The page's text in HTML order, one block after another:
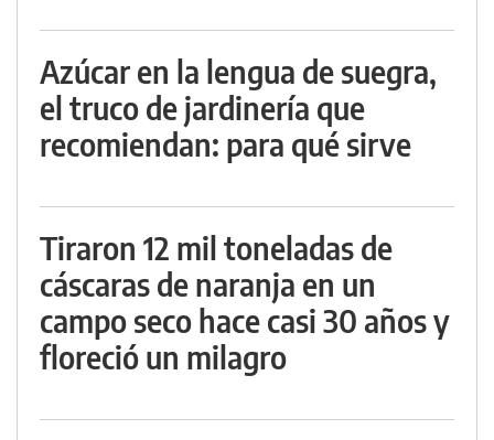
Azúcar en la lengua de suegra,
el truco de jardinería que
recomiendan: para qué sirve
Tiraron 12 mil toneladas de
cáscaras de naranja en un
campo seco hace casi 30 años y
floreció un milagro